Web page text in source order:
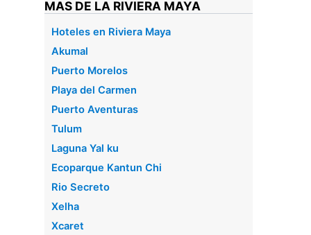
MAS DE LA RIVIERA MAYA
Hoteles en Riviera Maya
Akumal
Puerto Morelos
Playa del Carmen
Puerto Aventuras
Tulum
Laguna Yal ku
Ecoparque Kantun Chi
Rio Secreto
Xelha
Xcaret